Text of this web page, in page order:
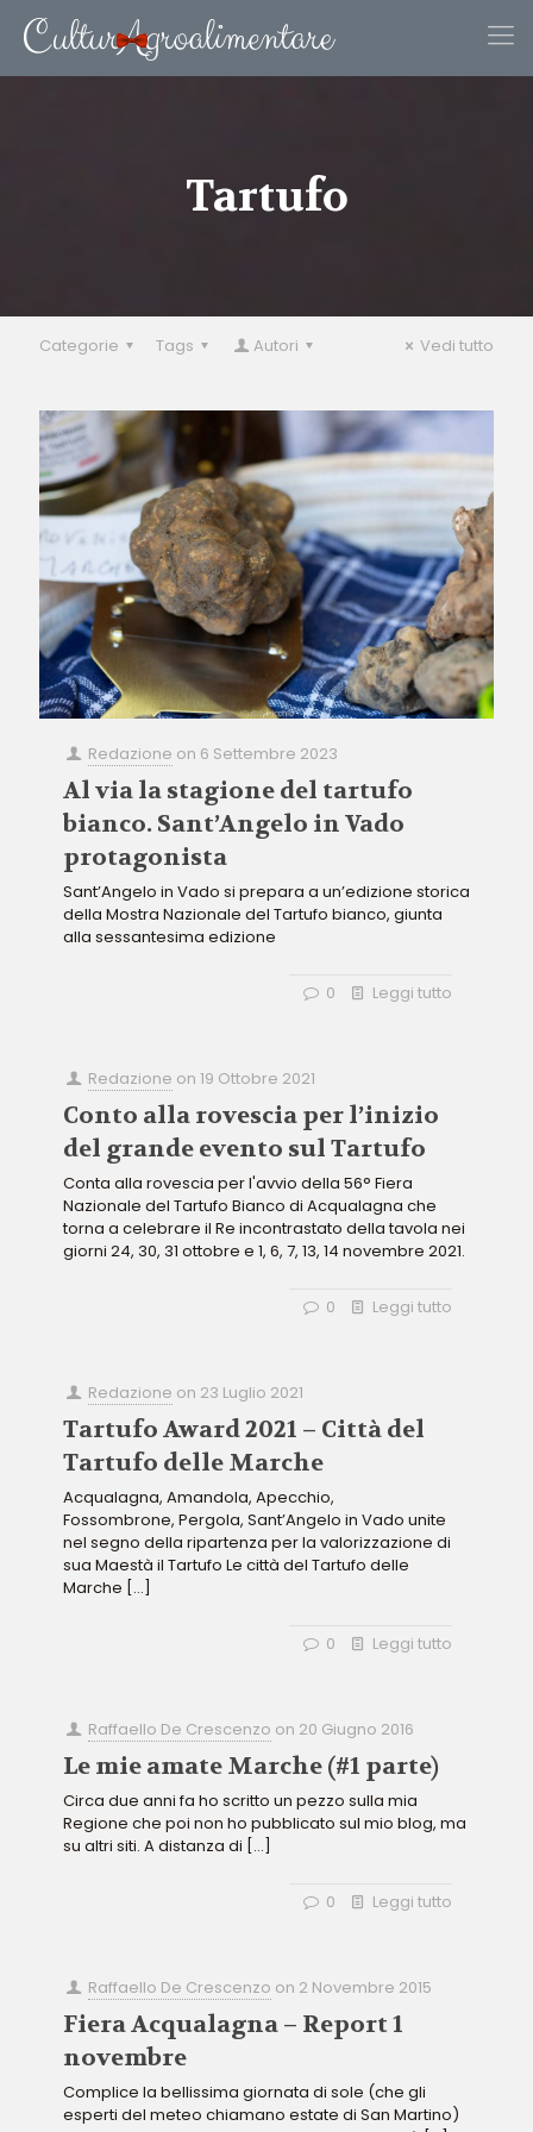
Tartufo
Categorie Tags Autori Vedi tutto
Redazione on 6 Settembre 2023
Al via la stagione del tartufo
bianco. Sant’Angelo in Vado
protagonista
Sant’Angelo in Vado si prepara a un’edizione storica
della Mostra Nazionale del Tartufo bianco, giunta
alla sessantesima edizione
0 Leggi tutto
Redazione on19 Ottobre 2021
Conto alla rovescia per l’inizio
del grande evento sul Tartufo
Conta alla rovescia per l'avvio della 56° Fiera
Nazionale del Tartufo Bianco di Acqualagna che
torna a celebrare il Re incontrastato della tavola nei
giorni 24, 30, 31 ottobre e 1, 6, 7, 13, 14 novembre 2021.
0 Leggi tutto
Redazione on 23 Luglio 2021
Tartufo Award 2021 – Città del
Tartufo delle Marche
Acqualagna, Amandola, Apecchio,
Fossombrone, Pergola, Sant’Angelo in Vado unite
nel segno della ripartenza per la valorizzazione di
sua Maestà il Tartufo Le città del Tartufo delle
Marche […]
0 Leggi tutto
Raffaello De Crescenzo on 20 Giugno 2016
Le mie amate Marche (#1 parte)
Circa due anni fa ho scritto un pezzo sulla mia
Regione che poi non ho pubblicato sul mio blog, ma
su altri siti. A distanza di […]
0 Leggi tutto
Raffaello De Crescenzo on 2 Novembre 2015
Fiera Acqualagna – Report 1
novembre
Complice la bellissima giornata di sole (che gli
esperti del meteo chiamano estate di San Martino)